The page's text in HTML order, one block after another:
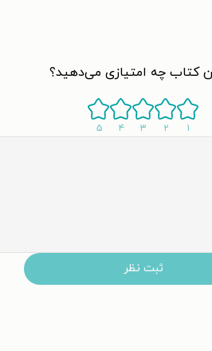
کتاب چه امتیازی می‌دهید؟
۱ ۲ ۳ ۴ ۵
ثبت نظر